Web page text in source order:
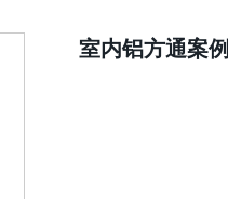
室内铝方通案例